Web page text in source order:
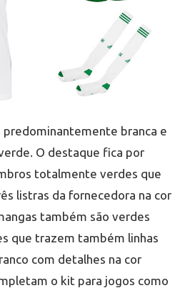
predominantemente branca e
O destaque fica por
totalmente verdes que
listras da fornecedora na cor
também são verdes
que trazem também linhas
com detalhes na cor
o kit para jogos como